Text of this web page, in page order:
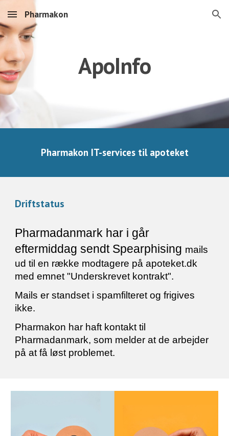
Skip to main content Skip to navigation
Pharmakon
ApoInfo
Pharmakon IT-services til apoteket
Driftstatus
Pharmadanmark har i går
eftermiddag sendt Spearphising mails
ud til en række modtagere på apoteket.dk
med emnet "Underskrevet kontrakt".
Mails er standset i spamfilteret og frigives
ikke.
Pharmakon har haft kontakt til
Pharmadanmark, som melder at de arbejder
på at få løst problemet.